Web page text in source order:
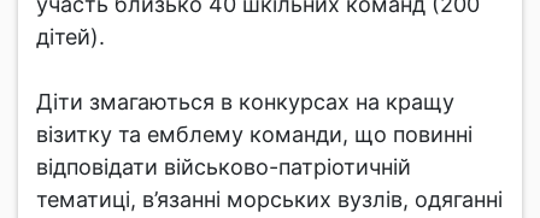
дітей).
Діти змагаються в конкурсах на кращу
візитку та емблему команди, що повинні
відповідати військово-патріотичній
тематиці, в’язанні морських вузлів, одяганні